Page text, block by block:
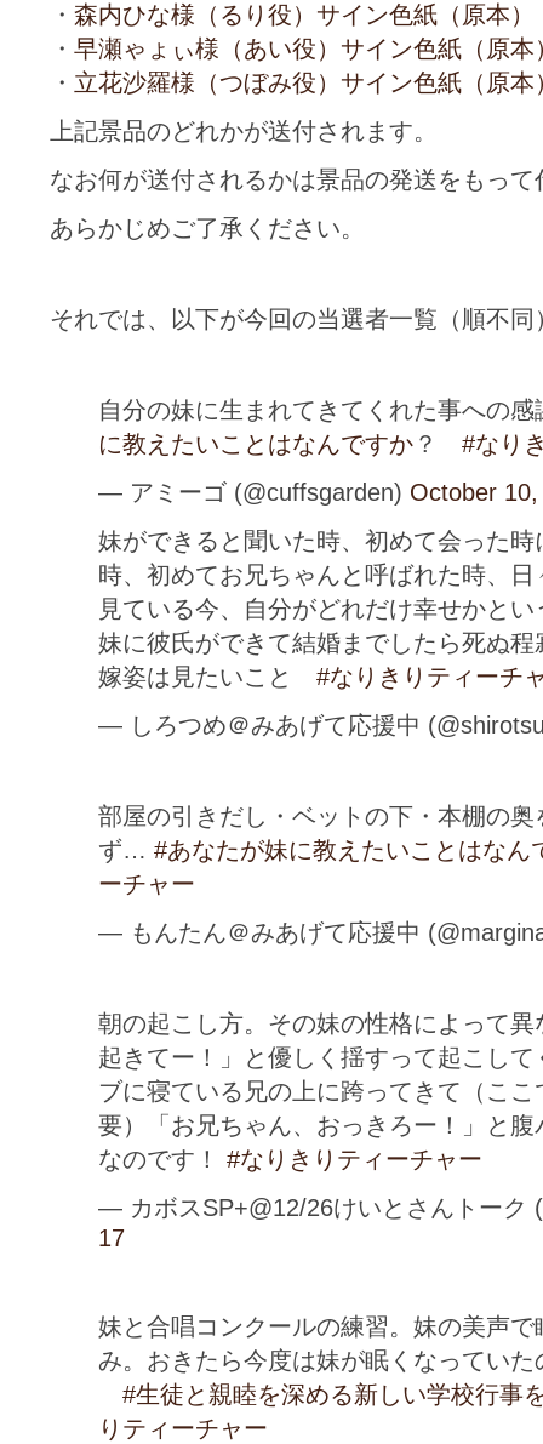
・ 森内ひな様（るり役）サイン色紙（原本）
・ 早瀬ゃょぃ様（あい役）サイン色紙（原本
・ 立花沙羅様（つぼみ役）サイン色紙（原本
上記景品のどれかが送付されます。
なお何が送付されるかは景品の発送をもっ
あらかじめご了承ください。
それでは、以下が今回の当選者一覧（順不同
自分の妹に生まれてきてくれた事への
に教えたいことはなんですか ？ #なり
— アミーゴ (@cuffsgarden) October
妹ができると聞いた時、初めて会った
時、初めてお兄ちゃんと呼ばれた時、
見ている今、自分がどれだけ幸せかと
妹に彼氏ができて結婚までしたら死ぬ
嫁姿は見たいこと #なりきりティーチ
— しろつめ＠みあげて応援中
部屋の引きだし・ベットの下・本棚の
ず… #あなたが妹に教えたいことはなん
ーチャー
— もんたん＠みあげて応援中
朝の起こし方。その妹の性格によって
起きてー！」と優しく揺すって起こし
ブに寝ている兄の上に跨ってきて（こ
要）「お兄ちゃん、おっきろー！」と
なのです！ #なりきりティーチャー
— カボスSP+@12/26けいとさんトーク
17
妹と合唱コンクールの練習。妹の美声
み。おきたら今度は妹が眠くなってい
#生徒と親睦を深める新しい学校行事
りティーチャー